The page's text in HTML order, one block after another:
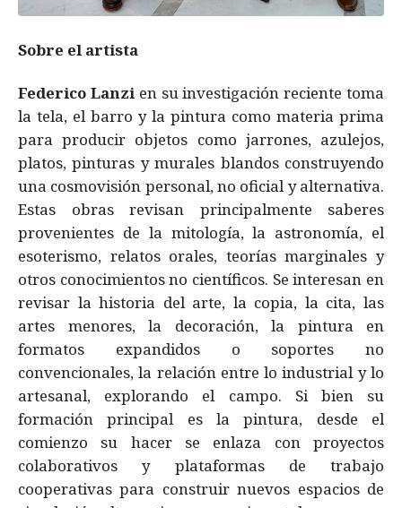
Sobre el artista
Federico Lanzien su investigación reciente toma
la tela, el barro y la pintura como materia prima
para producir objetos como jarrones, azulejos,
platos, pinturas y murales blandos construyendo
una cosmovisión personal, no oficial y alternativa.
Estas obras revisan principalmente saberes
provenientes de la mitología, la astronomía, el
esoterismo, relatos orales, teorías marginales y
otros conocimientos no científicos. Se interesan en
revisar la historia del arte, la copia, la cita, las
artes menores, la decoración, la pintura en
formatos expandidos o soportes no
convencionales, la relación entre lo industrial y lo
artesanal, explorando el campo. Si bien su
formación principal es la pintura, desde el
comienzo su hacer se enlaza con proyectos
colaborativos y plataformas de trabajo
cooperativas para construir nuevos espacios de